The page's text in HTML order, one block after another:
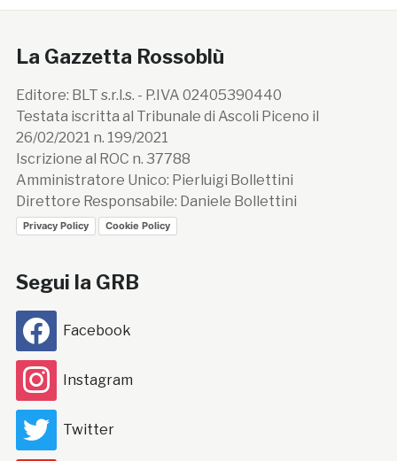
La Gazzetta Rossoblù
Editore: BLT s.r.l.s. - P.IVA 02405390440
Testata iscritta al Tribunale di Ascoli Piceno il
26/02/2021 n. 199/2021
Iscrizione al ROC n. 37788
Amministratore Unico: Pierluigi Bollettini
Direttore Responsabile: Daniele Bollettini
Privacy Policy Cookie Policy
Segui la GRB
Facebook
Instagram
Twitter